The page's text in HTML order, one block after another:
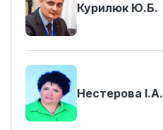
Курилюк Ю.Б.
Нестерова І.А.